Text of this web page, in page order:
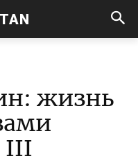
жизнь
III